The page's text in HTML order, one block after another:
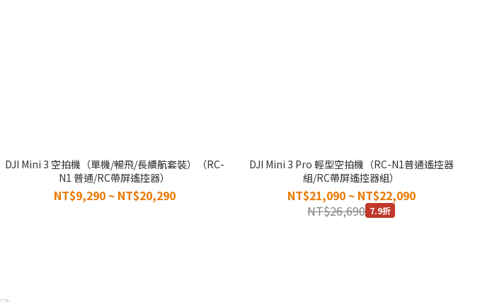
DJI Mini 3 空拍機（單機/暢飛/長續航套裝）（RC-
N1 普通/RC帶屏遙控器）
NT$9,290 ~ NT$20,290
DJI Mini 3 Pro 輕型空拍機（RC-N1普通遙控器
組/RC帶屏遙控器組）
NT$21,090 ~ NT$22,090
NT$26,690 7.9折